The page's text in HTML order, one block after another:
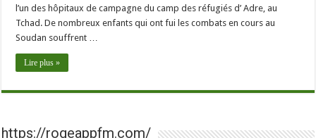
l’un des hôpitaux de campagne du camp des réfugiés d’ Adre, au
Tchad. De nombreux enfants qui ont fui les combats en cours au
Soudan souffrent …
Lire plus »
https://rogeappfm.com/